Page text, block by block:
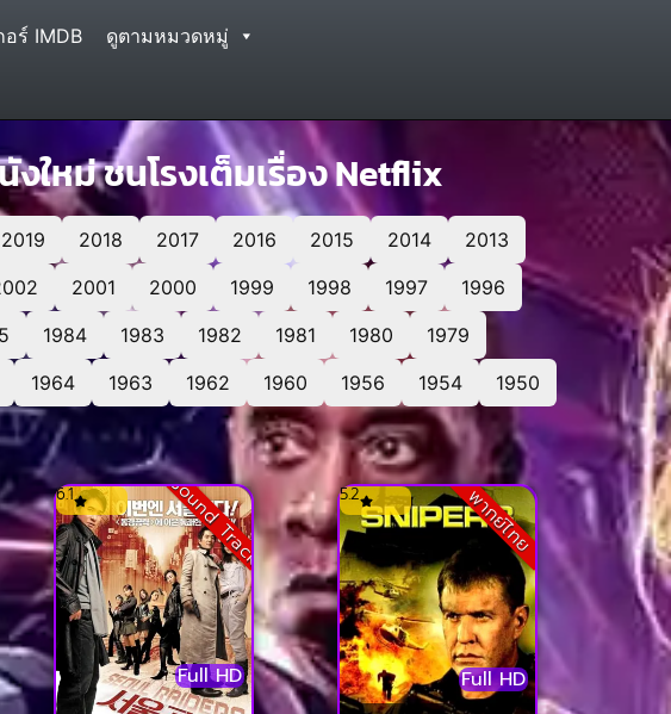
ร์ IMDB
ดูตามหมวดหมู่
ใหม่ ชนโรงเต็มเรื่อง Netflix
2019 2018 2017 2016 2015 2014
2013
2001 2000 1999 1998 1997
1996
1984 1983 1982 1981 1980
1979
1964 1963 1962 1960 1956 1954
1950
Sound Track
Full HD
6.1 พากย์ไทย
Full HD
5.2